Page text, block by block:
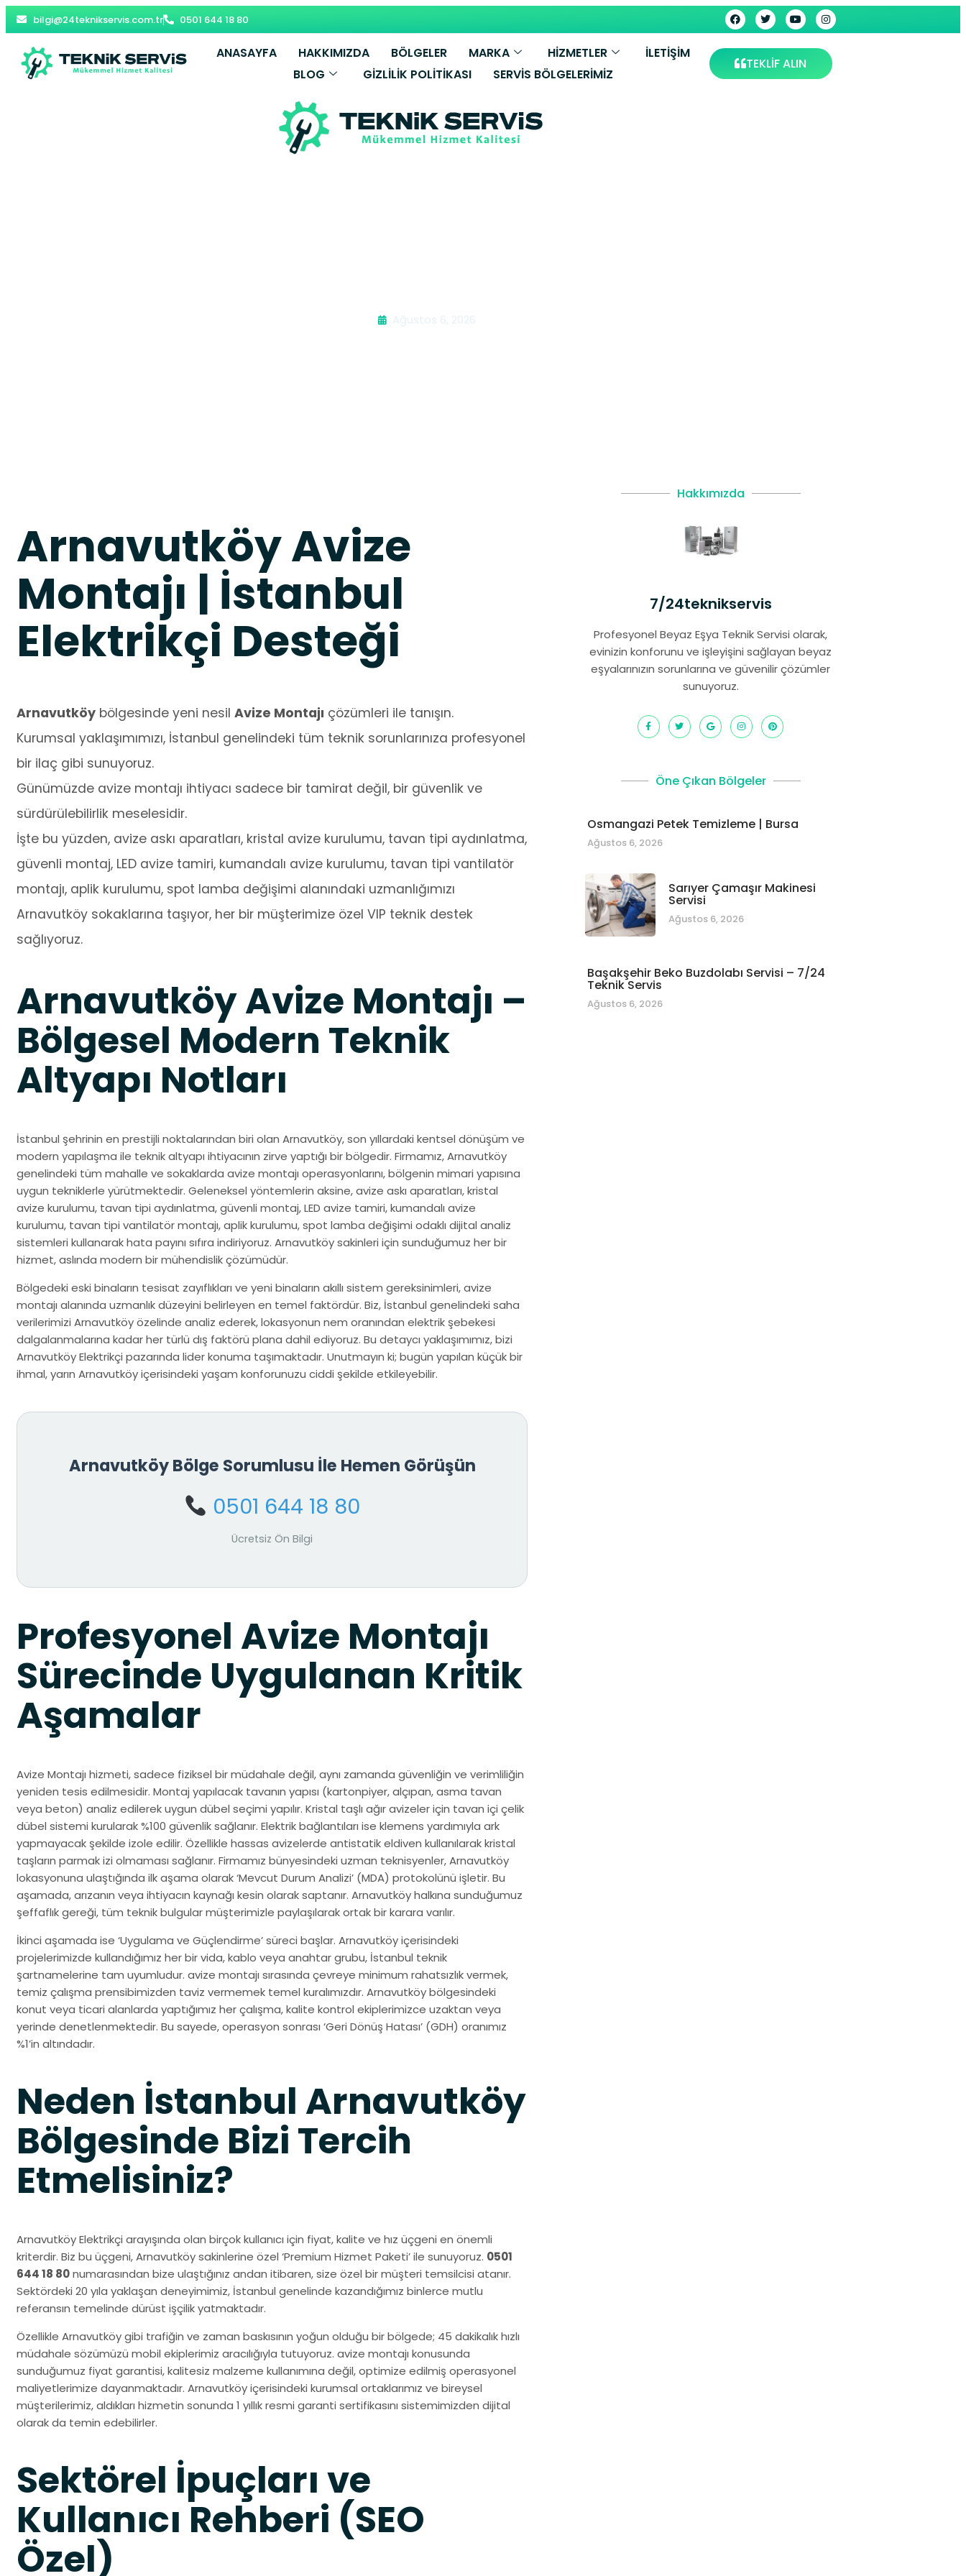
bilgi@24teknikservis.com.tr 0501 644 18 80
ANASAYFA HAKKIMIZDA BÖLGELER MARKA HİZMETLER
İLETIŞIM
BLOG
GIZLILIK POLITIKASI SERVIS BÖLGELERIMIZ
TEKLİF ALIN
Ağustos 6, 2026
Arnavutköy Avize
Montajı | İstanbul
Elektrikçi Desteği
Arnavutköy bölgesinde yeni nesil Avize Montajı çözümleri ile tanışın.
Kurumsal yaklaşımımızı, İstanbul genelindeki tüm teknik sorunlarınıza profesyonel
bir ilaç gibi sunuyoruz.
Günümüzde avize montajı ihtiyacı sadece bir tamirat değil, bir güvenlik ve
sürdürülebilirlik meselesidir.
İşte bu yüzden, avize askı aparatları, kristal avize kurulumu, tavan tipi aydınlatma,
güvenli montaj, LED avize tamiri, kumandalı avize kurulumu, tavan tipi vantilatör
montajı, aplik kurulumu, spot lamba değişimi alanındaki uzmanlığımızı
Arnavutköy sokaklarına taşıyor, her bir müşterimize özel VIP teknik destek
sağlıyoruz.
Arnavutköy Avize Montajı –
Bölgesel Modern Teknik
Altyapı Notları
İstanbul şehrinin en prestijli noktalarından biri olan Arnavutköy, son yıllardaki kentsel dönüşüm ve
modern yapılaşma ile teknik altyapı ihtiyacının zirve yaptığı bir bölgedir. Firmamız, Arnavutköy
genelindeki tüm mahalle ve sokaklarda avize montajı operasyonlarını, bölgenin mimari yapısına
uygun tekniklerle yürütmektedir. Geleneksel yöntemlerin aksine, avize askı aparatları, kristal
avize kurulumu, tavan tipi aydınlatma, güvenli montaj, LED avize tamiri, kumandalı avize
kurulumu, tavan tipi vantilatör montajı, aplik kurulumu, spot lamba değişimi odaklı dijital analiz
sistemleri kullanarak hata payını sıfıra indiriyoruz. Arnavutköy sakinleri için sunduğumuz her bir
hizmet, aslında modern bir mühendislik çözümüdür.
Bölgedeki eski binaların tesisat zayıflıkları ve yeni binaların akıllı sistem gereksinimleri, avize
montajı alanında uzmanlık düzeyini belirleyen en temel faktördür. Biz, İstanbul genelindeki saha
verilerimizi Arnavutköy özelinde analiz ederek, lokasyonun nem oranından elektrik şebekesi
dalgalanmalarına kadar her türlü dış faktörü plana dahil ediyoruz. Bu detaycı yaklaşımımız, bizi
Arnavutköy Elektrikçi pazarında lider konuma taşımaktadır. Unutmayın ki; bugün yapılan küçük bir
ihmal, yarın Arnavutköy içerisindeki yaşam konforunuzu ciddi şekilde etkileyebilir.
Arnavutköy Bölge Sorumlusu İle Hemen Görüşün
0501 644 18 80
Ücretsiz Ön Bilgi
Profesyonel Avize Montajı
Sürecinde Uygulanan Kritik
Aşamalar
Avize Montajı hizmeti, sadece fiziksel bir müdahale değil, aynı zamanda güvenliğin ve verimliliğin
yeniden tesis edilmesidir. Montaj yapılacak tavanın yapısı (kartonpiyer, alçıpan, asma tavan
veya beton) analiz edilerek uygun dübel seçimi yapılır. Kristal taşlı ağır avizeler için tavan içi çelik
dübel sistemi kurularak %100 güvenlik sağlanır. Elektrik bağlantıları ise klemens yardımıyla ark
yapmayacak şekilde izole edilir. Özellikle hassas avizelerde antistatik eldiven kullanılarak kristal
taşların parmak izi olmaması sağlanır. Firmamız bünyesindeki uzman teknisyenler, Arnavutköy
lokasyonuna ulaştığında ilk aşama olarak ‘Mevcut Durum Analizi’ (MDA) protokolünü işletir. Bu
aşamada, arızanın veya ihtiyacın kaynağı kesin olarak saptanır. Arnavutköy halkına sunduğumuz
şeffaflık gereği, tüm teknik bulgular müşterimizle paylaşılarak ortak bir karara varılır.
İkinci aşamada ise ‘Uygulama ve Güçlendirme’ süreci başlar. Arnavutköy içerisindeki
projelerimizde kullandığımız her bir vida, kablo veya anahtar grubu, İstanbul teknik
şartnamelerine tam uyumludur. avize montajı sırasında çevreye minimum rahatsızlık vermek,
temiz çalışma prensibimizden taviz vermemek temel kuralımızdır. Arnavutköy bölgesindeki
konut veya ticari alanlarda yaptığımız her çalışma, kalite kontrol ekiplerimizce uzaktan veya
yerinde denetlenmektedir. Bu sayede, operasyon sonrası ‘Geri Dönüş Hatası’ (GDH) oranımız
%1’in altındadır.
Neden İstanbul Arnavutköy
Bölgesinde Bizi Tercih
Etmelisiniz?
Arnavutköy Elektrikçi arayışında olan birçok kullanıcı için fiyat, kalite ve hız üçgeni en önemli
kriterdir. Biz bu üçgeni, Arnavutköy sakinlerine özel ‘Premium Hizmet Paketi’ ile sunuyoruz. 0501
644 18 80numarasından bize ulaştığınız andan itibaren, size özel bir müşteri temsilcisi atanır.
Sektördeki 20 yıla yaklaşan deneyimimiz, İstanbul genelinde kazandığımız binlerce mutlu
referansın temelinde dürüst işçilik yatmaktadır.
Özellikle Arnavutköy gibi trafiğin ve zaman baskısının yoğun olduğu bir bölgede; 45 dakikalık hızlı
müdahale sözümüzü mobil ekiplerimiz aracılığıyla tutuyoruz. avize montajı konusunda
sunduğumuz fiyat garantisi, kalitesiz malzeme kullanımına değil, optimize edilmiş operasyonel
maliyetlerimize dayanmaktadır. Arnavutköy içerisindeki kurumsal ortaklarımız ve bireysel
müşterilerimiz, aldıkları hizmetin sonunda 1 yıllık resmi garanti sertifikasını sistemimizden dijital
olarak da temin edebilirler.
Sektörel İpuçları ve
Kullanıcı Rehberi (SEO
Özel)
Hakkımızda
7/24teknikservis
Profesyonel Beyaz Eşya Teknik Servisi olarak,
evinizin konforunu ve işleyişini sağlayan beyaz
eşyalarınızın sorunlarına ve güvenilir çözümler
sunuyoruz.
Öne Çıkan Bölgeler
Osmangazi Petek Temizleme | Bursa
Ağustos 6, 2026
Sarıyer Çamaşır Makinesi
Servisi
Ağustos 6, 2026
Başakşehir Beko Buzdolabı Servisi – 7/24
Teknik Servis
Ağustos 6, 2026